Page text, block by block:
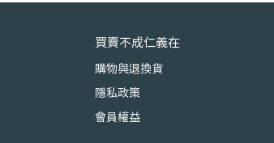
買賣不成仁義在
購物與退換貨
隱私政策
會員權益